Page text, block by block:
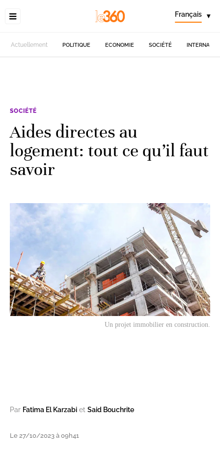
Français ▾
Actuellement POLITIQUE ECONOMIE SOCIÉTÉ
SOCIÉTÉ
Aides directes au
logement: tout ce qu’il faut
savoir
Un projet immobilier en construction.
Par Fatima El Karzabi et Said Bouchrite
Le 27/10/2023 à 09h41